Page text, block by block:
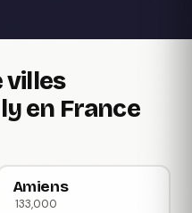
villes
en France
Amiens
133,000